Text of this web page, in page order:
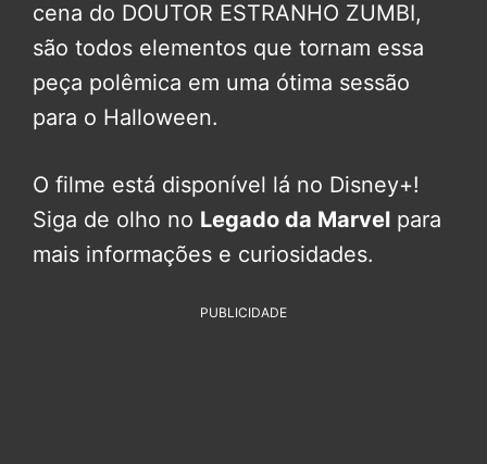
cena do DOUTOR ESTRANHO ZUMBI,
são todos elementos que tornam essa
peça polêmica em uma ótima sessão
para o Halloween.
O filme está disponível lá no Disney+!
Siga de olho no Legado da Marvel para
mais informações e curiosidades.
PUBLICIDADE